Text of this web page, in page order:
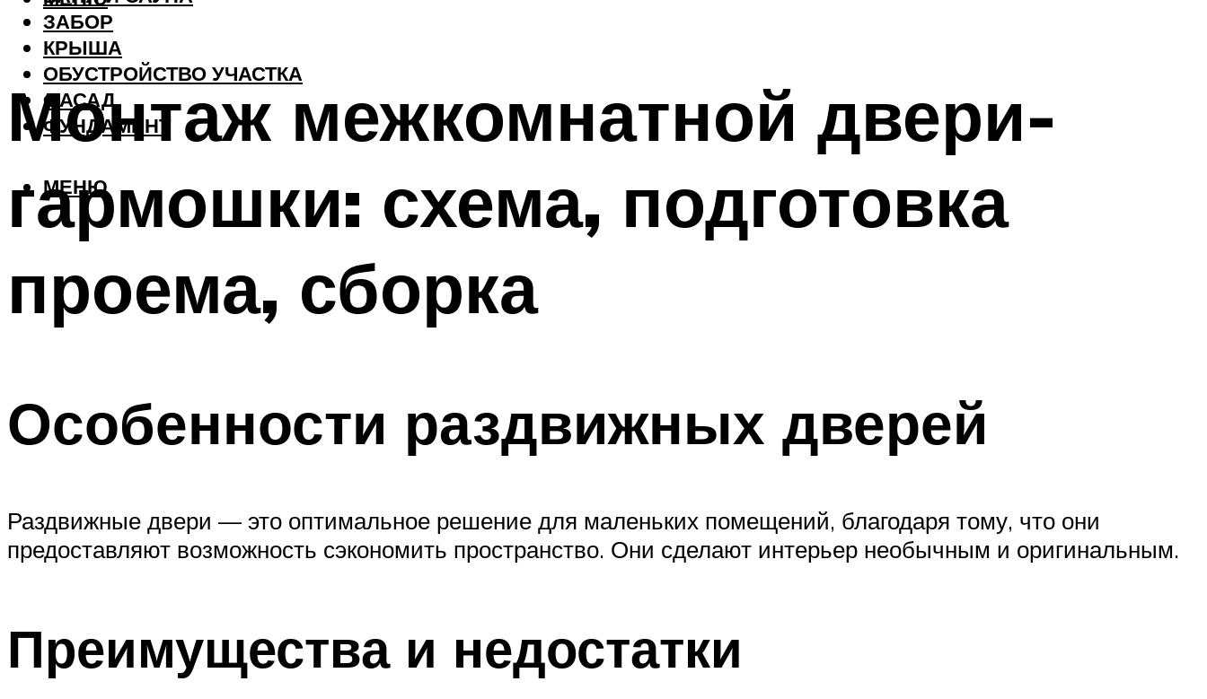
ЗАБОР
КРЫША
ОБУСТРОЙСТВО УЧАСТКА
ФАСАД
ФУНДАМЕНТ
МЕНЮ
Монтаж межкомнатной двери-
гармошки: схема, подготовка
проема, сборка
Особенности раздвижных дверей
Раздвижные двери — это оптимальное решение для маленьких помещений, благодаря тому, что они
предоставляют возможность сэкономить пространство. Они сделают интерьер необычным и оригинальным.
Преимущества и недостатки